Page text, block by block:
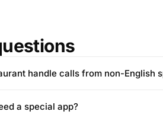
handle calls from non-English
a special app?